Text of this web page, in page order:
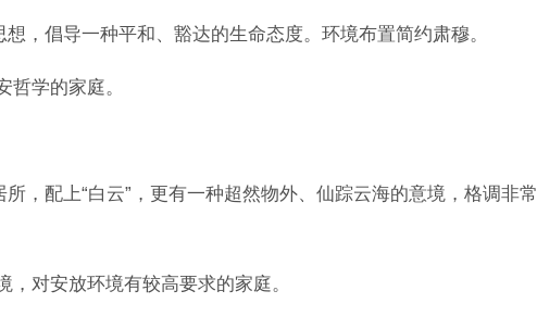
，倡导一种平和、豁达的生命态度。环境布置简约肃穆。
学的家庭。
，配上“白云”，更有一种超然物外、仙踪云海的意境，格调非
对安放环境有较高要求的家庭。